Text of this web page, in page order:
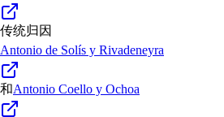
传统归因
Antonio de Solís y Rivadeneyra
和Antonio Coello y Ochoa